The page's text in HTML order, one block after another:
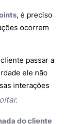
, é preciso
ocorrem
passar a
ele não
interações
do cliente